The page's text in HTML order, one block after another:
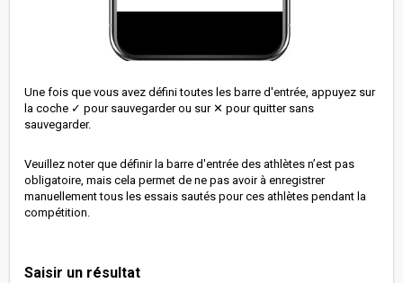
Une fois que vous avez défini toutes les barre d'entrée, appuyez sur
la coche ✓ pour sauvegarder ou sur ✕ pour quitter sans
sauvegarder.
Veuillez noter que définir la barre d'entrée des athlètes n’est pas
obligatoire, mais cela permet de ne pas avoir à enregistrer
manuellement tous les essais sautés pour ces athlètes pendant la
compétition.
Saisir un résultat